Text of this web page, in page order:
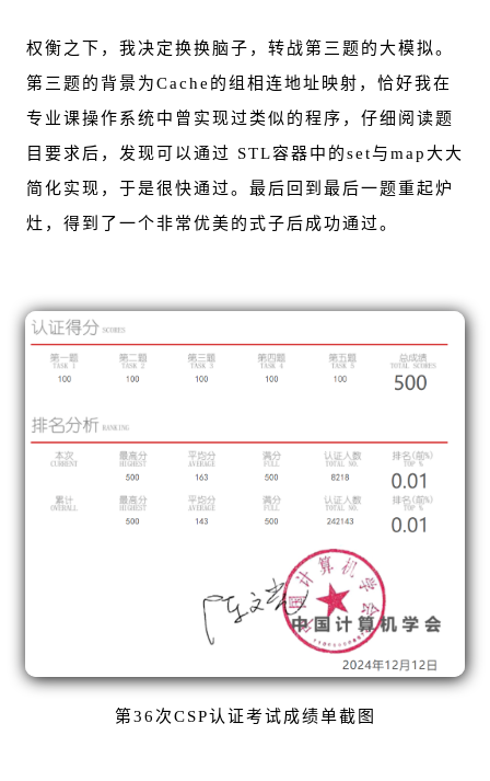
权衡之下，我决定换换脑子，转战第三题的大模拟。
第三题的背景为Cache的组相连地址映射，恰好我在
专业课操作系统中曾实现过类似的程序，仔细阅读题
目要求后，发现可以通过 STL容器中的set与map大大
简化实现，于是很快通过。最后回到最后一题重起炉
灶，得到了一个非常优美的式子后成功通过。
第36次CSP认证考试成绩单截图